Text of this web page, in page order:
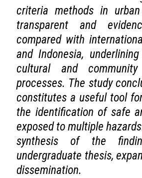
criteria methods in
transparent and
compared with
and Indonesia,
cultural and
processes. The study
constitutes a useful tool
the identification of safe
exposed to multiple
synthesis of the
undergraduate thesis,
dissemination.